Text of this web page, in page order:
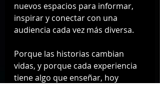
nuevos espacios para informar,
inspirar y conectar con una
audiencia cada vez más diversa.
Porque las historias cambian
vidas, y porque cada experiencia
tiene algo que enseñar, hoy